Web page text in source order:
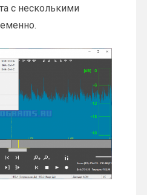
с несколькими